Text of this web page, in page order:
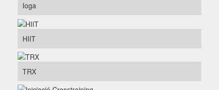
Ioga
HIIT
TRX